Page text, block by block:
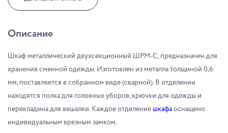
Описание
Шкаф металлический двухсекционный ШРМ-С, предназначен для
хранения сменной одежды. Изготовлен из металла толщиной 0,6
мм, поставляется в собранном виде (сварной). В отделении
находятся полка для головных уборов, крючки для одежды и
перекладина для вешалки. Каждое отделение шкафаоснащено
индивидуальным врезным замком.